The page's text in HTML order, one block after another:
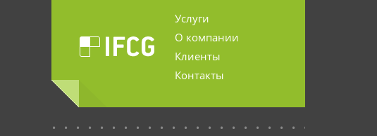
Услуги
О компании
Клиенты
Контакты